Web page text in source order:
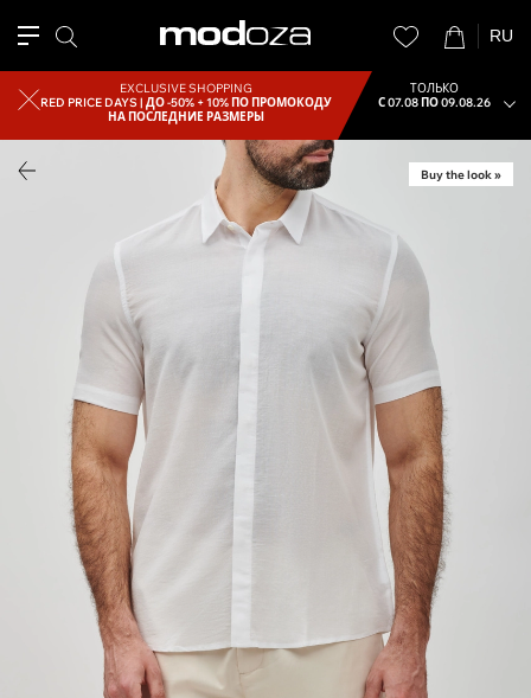
RU
EXCLUSIVE SHOPPING
RED PRICE DAYS |ДО -50% + 10% ПО ПРОМОКОДУ
НА ПОСЛЕДНИЕ РАЗМЕРЫ
ТОЛЬКО
С 07.08 ПО 09.08.26
Buy the look »